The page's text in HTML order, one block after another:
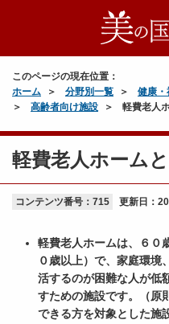
このページの現在位置：
ホーム
分野別一覧 健康・
高齢者向け施設
軽費老人
軽費老人ホーム
コンテンツ番号：715 更新日：
軽費老人ホームは、６０
０歳以上）で、家庭環境
活するのが困難な人が低
すための施設です。（原
できる方を対象とした施